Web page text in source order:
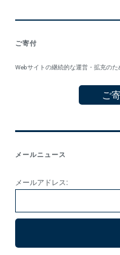
ご寄付
Webサイトの継続的な運営・拡充のた
ご
メールニュース
メールアドレス: